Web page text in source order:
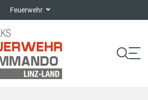
Feuerwehr